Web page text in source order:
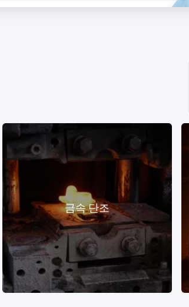
금속 단조